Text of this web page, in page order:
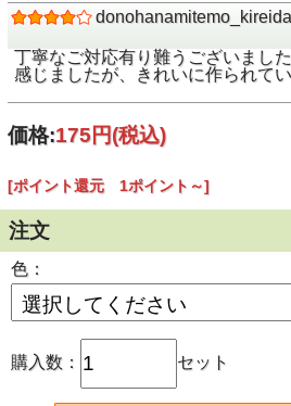
丁寧なご対応有り難うございまし
感じましたが、きれいに作られてい
価格:175円(税込)
[ポイント還元 1ポイント～]
注文
色：
購入数： セット